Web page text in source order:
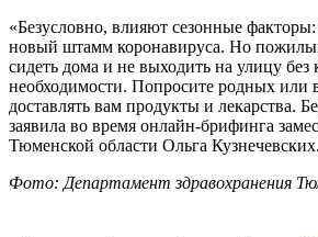
«Безусловно, влияют сезонные
новый штамм коронавируса. Но
сидеть дома и не выходить на улицу без
необходимости. Попросите родных или
доставлять вам продукты и лекарства.
заявила во время онлайн-брифинга
Тюменской области Ольга Кузнечевских.
Фото: Департамент здравохранения